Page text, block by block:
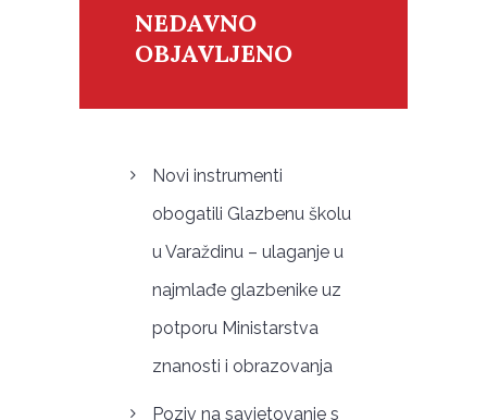
NEDAVNO
OBJAVLJENO
Novi instrumenti
obogatili Glazbenu školu
u Varaždinu – ulaganje u
najmlađe glazbenike uz
potporu Ministarstva
znanosti i obrazovanja
Poziv na savjetovanje s